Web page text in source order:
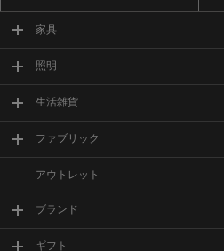
家具
照明
生活雑貨
ファブリック
アウトレット
ブランド
ギフト